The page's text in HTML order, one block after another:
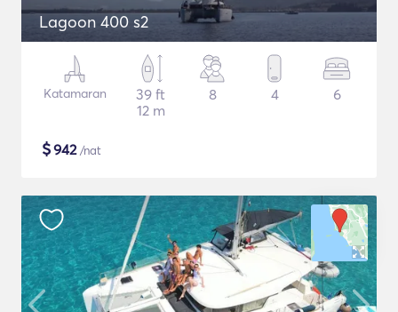
Lagoon 400 s2
Katamaran
39 ft
12 m
8 4 6
$942/nat